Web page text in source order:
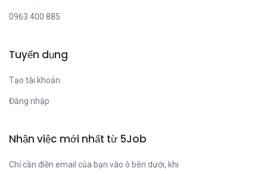
0963 400 885
Tuyển dụng
Tạo tài khoản
Đăng nhập
Nhận việc mới nhất từ 5Job
Chỉ cần điền email của bạn vào ô bên dưới, khi